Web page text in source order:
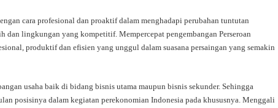
cara profesional dan proaktif dalam menghadapi perubahan tuntutan
dan lingkungan yang kompetitif. Mempercepat pengembangan Perseroan
produktif dan efisien yang unggul dalam suasana persaingan yang semakin
usaha baik di bidang bisnis utama maupun bisnis sekunder. Sehingga
posisinya dalam kegiatan perekonomian Indonesia pada khususnya. Menggali